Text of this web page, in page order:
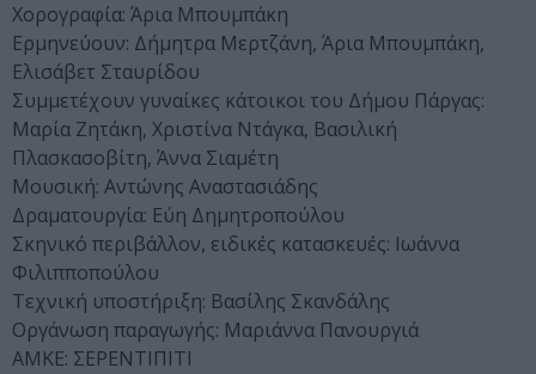
Χορογραφία: Άρια Μπουμπάκη
Ερμηνεύουν: Δήμητρα Μερτζάνη, Άρια Μπουμπάκη,
Ελισάβετ Σταυρίδου
Συμμετέχουν γυναίκες κάτοικοι του Δήμου Πάργας:
Μαρία Ζητάκη, Χριστίνα Ντάγκα, Βασιλική
Πλασκασοβίτη, Άννα Σιαμέτη
Μουσική: Αντώνης Αναστασιάδης
Δραματουργία: Εύη Δημητροπούλου
Σκηνικό περιβάλλον, ειδικές κατασκευές: Ιωάννα
Φιλιπποπούλου
Τεχνική υποστήριξη: Βασίλης Σκανδάλης
Οργάνωση παραγωγής: Μαριάννα Πανουργιά
ΑΜΚΕ: ΣΕΡΕΝΤΙΠΙΤΙ